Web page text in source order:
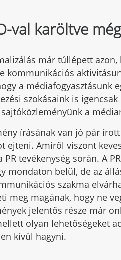
val karöltve
már túllépett
kommunikációs
a médiafogyasztásunk
szokásaink is
sajtóközleményünk a
írásának van jó pár
ejteni. Amiről viszont
PR tevékenység során. A
mondaton belül, de az
szakma
meg magának, hogy ne
jelentős része már
olyan lehetőségeket
kívül hagyni.